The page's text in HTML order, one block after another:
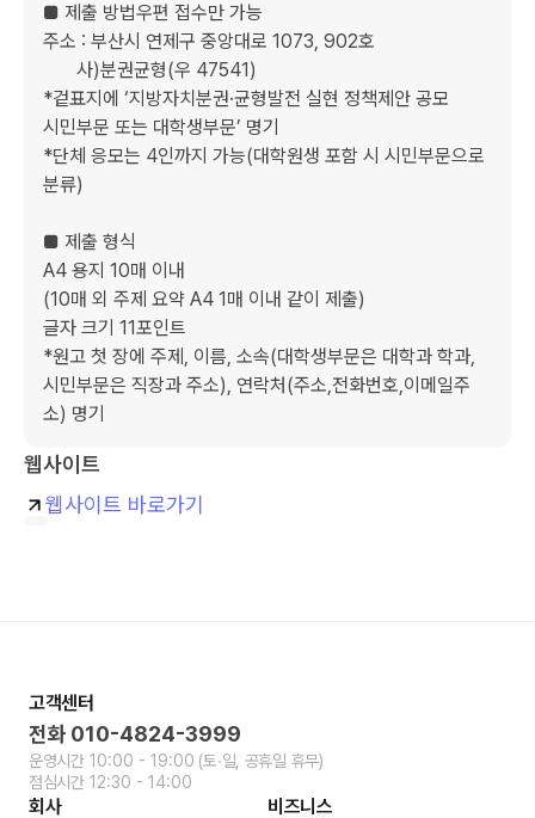
■ 제출 방법우편 접수만 가능
주소 : 부산시 연제구 중앙대로 1073, 902호
*겉표지에 ‘지방자치분권·균형발전 실현 정책제안 공모
시민부문 또는 대학생부문’ 명기
*단체 응모는 4인까지 가능(대학원생 포함 시 시민부문으로
분류)
■ 제출 형식
A4 용지 10매 이내
(10매 외 주제 요약 A4 1매 이내 같이 제출)
글자 크기 11포인트
*원고 첫 장에 주제, 이름, 소속(대학생부문은 대학과 학과,
시민부문은 직장과 주소), 연락처(주소,전화번호,이메일주
소) 명기
웹사이트
웹사이트 바로가기
고객센터
전화 010-4824-3999
운영시간 10:00 - 19:00 (토∙일, 공휴일 휴무)
점심시간 12:30 - 14:00
회사 비즈니스